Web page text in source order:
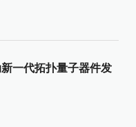
一代拓扑量子器件发